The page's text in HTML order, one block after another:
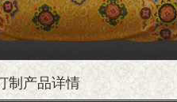
制产品详情